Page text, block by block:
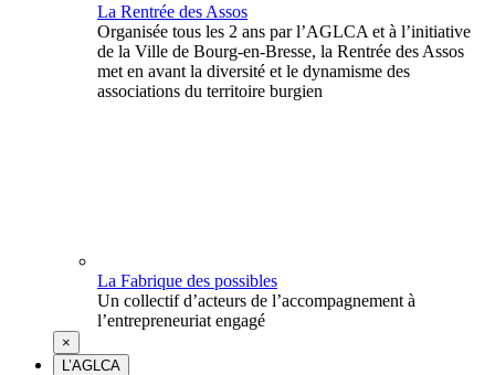
La Rentrée des Assos
Organisée tous les 2 ans par l’AGLCA et à l’initiative
de la Ville de Bourg-en-Bresse, la Rentrée des Assos
met en avant la diversité et le dynamisme des
associations du territoire burgien
La Fabrique des possibles
Un collectif d’acteurs de l’accompagnement à
l’entrepreneuriat engagé
×
L’AGLCA